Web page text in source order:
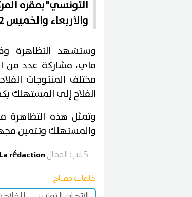
التونسي"بمقره
والأربعاء والخميس 12 و13 و14 ماي 2026
ماي، مشاركة عدد من
مختلف المنتوجات
الفلاح إلى المستهلك
وتمثل هذه التظاهرة
والمستهلك وتثمين
كاتب المقال La rédaction
كلمات مفتاح